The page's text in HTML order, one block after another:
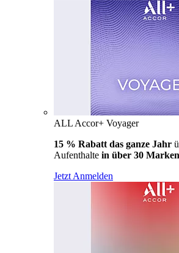
ALL Accor+ Voyager
15 % Rabatt das ganze Jahr
Aufenthalte in über 30
Jetzt Anmelden